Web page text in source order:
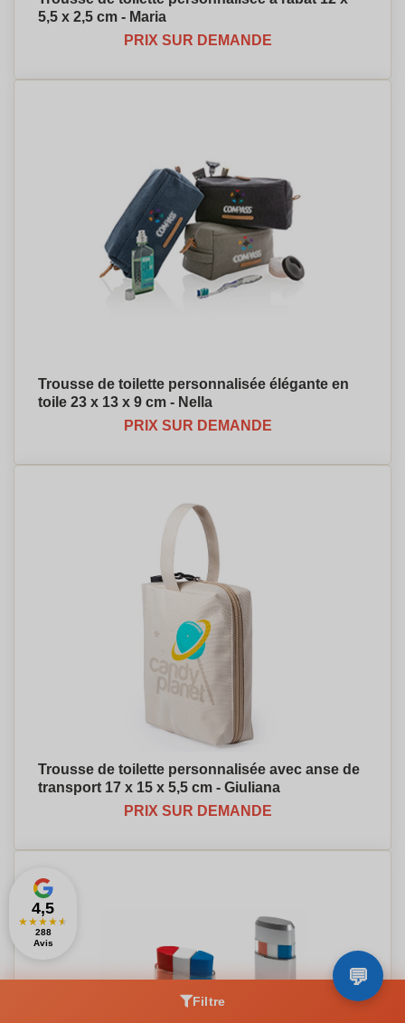
5,5 x 2,5 cm - Maria
PRIX SUR DEMANDE
Trousse de toilette personnalisée élégante en
toile 23 x 13 x 9 cm - Nella
PRIX SUR DEMANDE
Trousse de toilette personnalisée avec anse de
transport 17 x 15 x 5,5 cm - Giuliana
PRIX SUR DEMANDE
Filtre
4,5
★★★★★
288
Avis